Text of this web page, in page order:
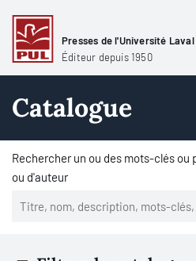
Presses de l'Université Laval
Éditeur depuis 1950
Catalogue
Rechercher un ou des mots-clés ou
ou d'auteur